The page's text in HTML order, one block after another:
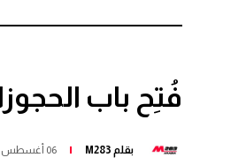
فُتِح باب
بقلم M283 06 أغسطس 2026